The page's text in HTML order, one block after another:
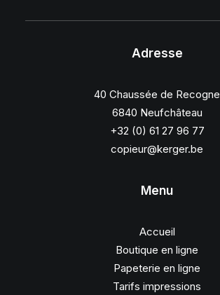
Adresse
40 Chaussée de Recogne
6840 Neufchâteau
+32 (0) 61 27 96 77
copieur@kerger.be
Menu
Accueil
Boutique en ligne
Papeterie en ligne
Tarifs impressions